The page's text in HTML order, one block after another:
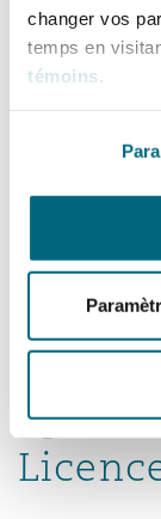
changer vos
temps en
témoins.
COVID levels.
Those
early as
any
new